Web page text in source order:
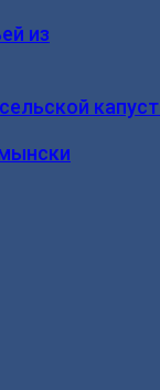
из